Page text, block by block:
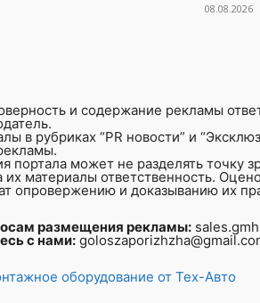
08.08.2026
и содержание рекламы
в рубриках “PR новости” и
портала может не разделять точку
их материалы ответственность.
опровержению и доказыванию их
размещения рекламы:
с нами:
оборудование от Тех-Авто